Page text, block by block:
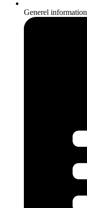
Generel information